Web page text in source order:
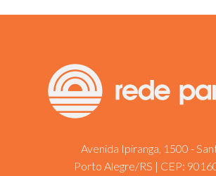
Avenida Ipiranga, 1500 -
Porto Alegre/RS | CEP: